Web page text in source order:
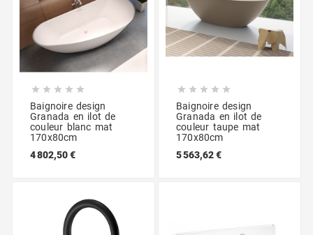
    
Baignoire design
Granada en ilot de
couleur blanc mat
170x80cm
4 802,50 €
    
Baignoire design
Granada en ilot de
couleur taupe mat
170x80cm
5 563,62 €